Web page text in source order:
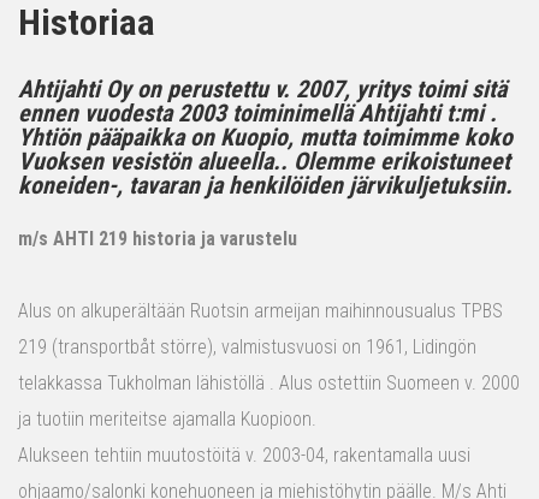
Historiaa
Ahtijahti Oy on perustettu v. 2007, yritys toimi sitä
ennen vuodesta 2003 toiminimellä Ahtijahti t:mi .
Yhtiön pääpaikka on Kuopio, mutta toimimme koko
Vuoksen vesistön alueella.. Olemme erikoistuneet
koneiden-, tavaran ja henkilöiden järvikuljetuksiin.
m/s AHTI 219 historia ja varustelu
Alus on alkuperältään Ruotsin armeijan maihinnousualus TPBS
219 (transportbåt större), valmistusvuosi on 1961, Lidingön
telakkassa Tukholman lähistöllä . Alus ostettiin Suomeen v. 2000
ja tuotiin meriteitse ajamalla Kuopioon.
Alukseen tehtiin muutostöitä v. 2003-04, rakentamalla uusi
ohjaamo/salonki konehuoneen ja miehistöhytin päälle. M/s Ahti